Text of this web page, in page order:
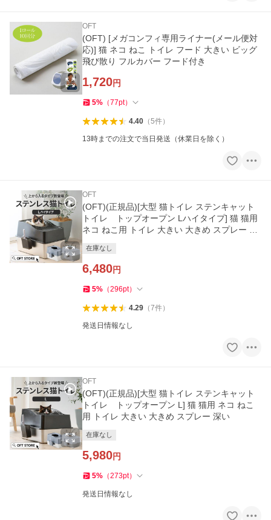
OFT
(OFT) [メガコンフィ専用ライナー(メール便対
応)] 猫 ネコ ねこ トイレ フード 大きい ビッグ
飛び散り フルカバー フード付き
1,720円
5% （77pt）
4.40（5件）
13時までの注文で当日発送（休業日を除く）
OFT
(OFT)(正規品)[大型 猫トイレ ステンキャット
トイレ トップオープン Lハイタイプ] 猫 猫用
ネコ ねこ用 トイレ 大きい 大きめ スプレー 深
在庫なし
6,480円
5% （296pt）
4.29（7件）
発送日情報なし
OFT
(OFT)(正規品)[大型 猫トイレ ステンキャット
トイレ トップオープン L] 猫 猫用 ネコ ねこ
用 トイレ 大きい 大きめ スプレー 深い
在庫なし
5,980円
5% （273pt）
発送日情報なし